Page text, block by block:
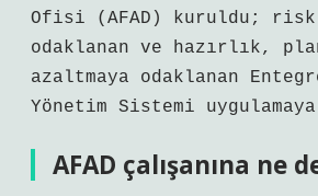
Ofisi (AFAD) kuruldu; risk
odaklanan ve hazırlık,
azaltmaya odaklanan
Yönetim Sistemi
AFAD çalışanına ne